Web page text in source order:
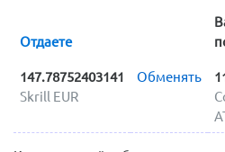
Отдаете
147.78752403141
Skrill EUR
Обменять